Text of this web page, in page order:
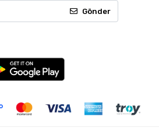
Gönder